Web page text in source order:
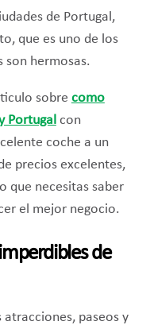
de Portugal,
que es uno de los
son hermosas.
sobre como
Portugalcon
coche a un
precios excelentes,
que necesitas saber
el mejor negocio.
de
atracciones, paseos y